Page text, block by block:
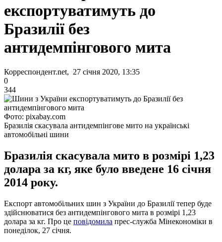
експортуватимуть до
Бразилії без
антидемпінгового мита
Корреспондент.net, 27 січня 2020, 13:35
0
344
Фото: pixabay.com
Бразилія скасувала антидемпінгове мито на українські
автомобільні шини
Бразилія скасувала мито в розмірі 1,23
долара за кг, яке було введене 16 січня
2014 року.
Експорт автомобільних шин з України до Бразилії тепер буде
здійснюватися без антидемпінгового мита в розмірі 1,23
долара за кг. Про це повідомила прес-служба Мінекономіки в
понеділок, 27 січня.